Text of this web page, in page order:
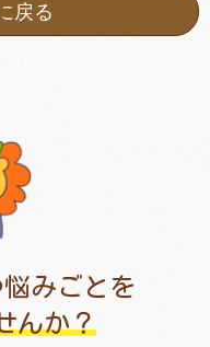
戻る
みごとを
んか？